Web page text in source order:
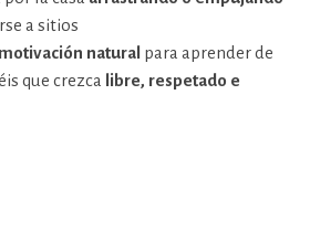
a sitios
motivación natural para aprender de
que crezca libre, respetado e